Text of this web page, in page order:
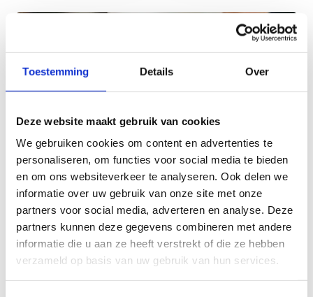
Toestemming Details Over
Deze website maakt gebruik van cookies
We gebruiken cookies om content en advertenties te
personaliseren, om functies voor social media te bieden
en om ons websiteverkeer te analyseren. Ook delen we
informatie over uw gebruik van onze site met onze
partners voor social media, adverteren en analyse. Deze
partners kunnen deze gegevens combineren met andere
informatie die u aan ze heeft verstrekt of die ze hebben
verzameld op basis van uw gebruik van hun services.
Hoe werkt het?
Vraag je sportdag aan via onderstaand formulier